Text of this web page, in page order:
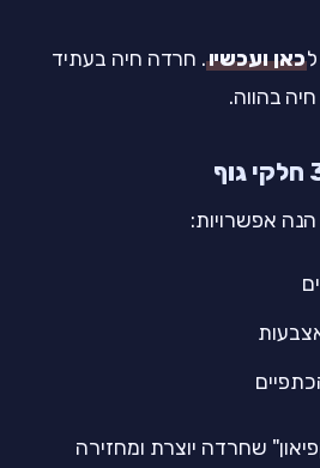
כאן ועכשיו. חרדה חיה בעתיד
בהווה.
הנה אפשרויות:
שחרדה יוצרת ומחזירה